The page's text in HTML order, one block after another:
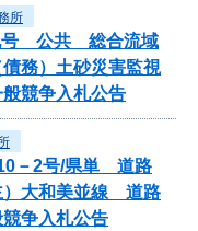
所
号 公共 総合流域
務）土砂災害監視
競争入札公告
10－2号/県単 道路
）大和美並線 道路
争入札公告